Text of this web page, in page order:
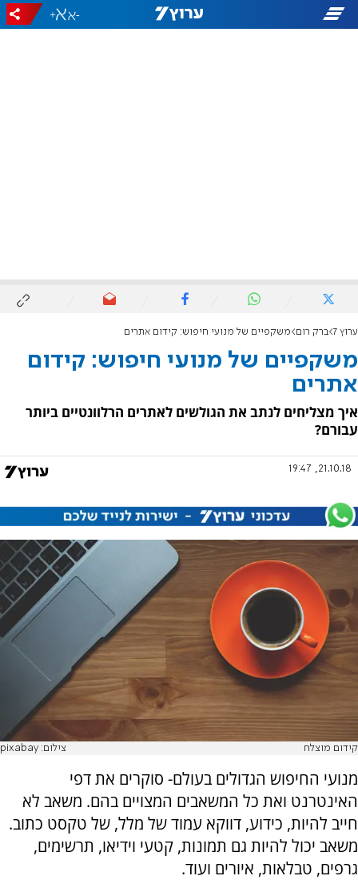
-
+
ערוץ 7 ברק רום משקפיים של מנועי חיפוש: קידום אתרים
משקפיים של מנועי חיפוש: קידום
אתרים
איך מצליחים לנתב את הגולשים לאתרים הרלוונטיים ביותר
עבורם?
21.10.18, 19:47
קידום מוצלח צילום: pixabay
מנועי החיפוש הגדולים בעולם- סוקרים את דפי
האינטרנט ואת כל המשאבים המצויים בהם. משאב לא
חייב להיות, כידוע, דווקא עמוד של מלל, של טקסט כתוב.
משאב יכול להיות גם תמונות, קטעי וידיאו, תרשימים,
גרפים, טבלאות, איורים ועוד.